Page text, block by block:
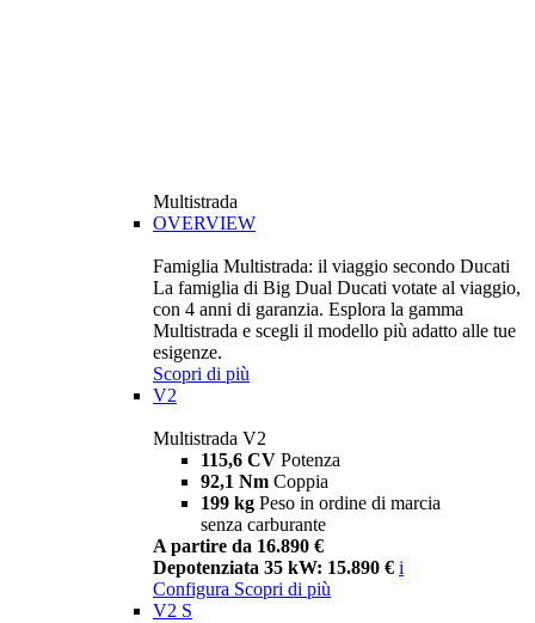
Multistrada
OVERVIEW
Famiglia Multistrada: il viaggio secondo Ducati
La famiglia di Big Dual Ducati votate al viaggio,
con 4 anni di garanzia. Esplora la gamma
Multistrada e scegli il modello più adatto alle tue
esigenze.
Scopri di più
V2
Multistrada V2
115,6 CV Potenza
92,1 Nm Coppia
199 kg Peso in ordine di marcia
senza carburante
A partire da 16.890 €
Depotenziata 35 kW: 15.890 € i
Configura Scopri di più
V2 S